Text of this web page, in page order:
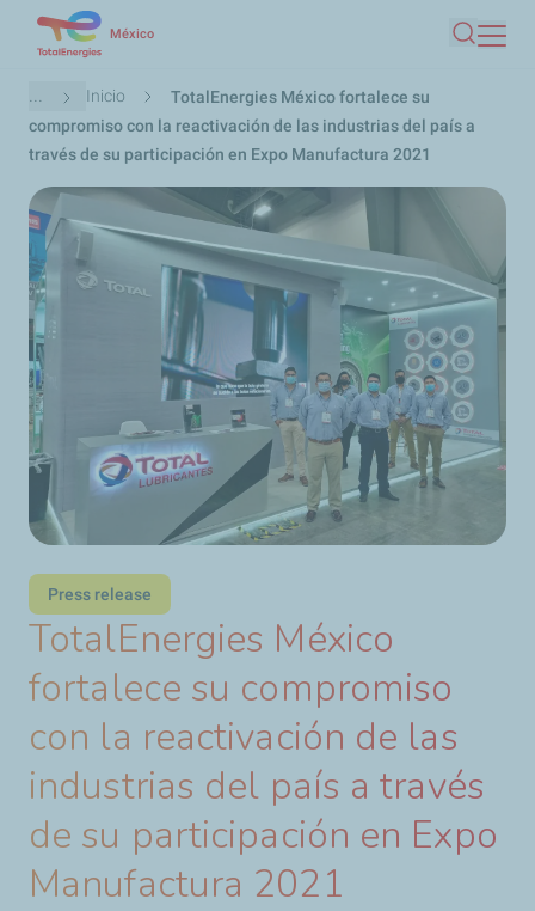
contenido
principal
México
Buscar
Ruta
de
navegación
... Inicio
TotalEnergies México fortalece su
compromiso con la reactivación de las industrias del país a
través de su participación en Expo Manufactura 2021
Press release
TotalEnergies México
fortalece su compromiso
con la reactivación de las
industrias del país a través
de su participación en Expo
Manufactura 2021